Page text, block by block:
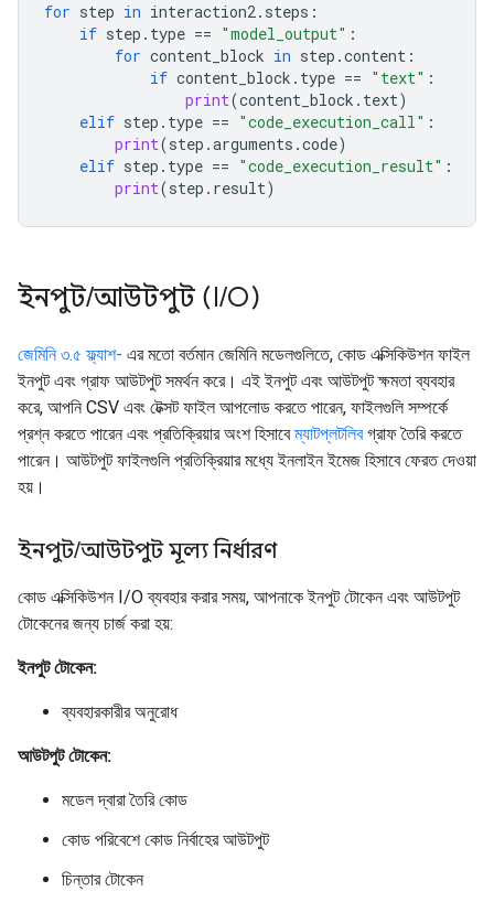
for step in interaction2. steps :
if step . type == "model_output" :
for content_block in step .content :
if content_block . type == "text" :
print(content_block . text)
elif step . type == "code_execution_call" :
print(step .arguments .code)
elif step . type == "code_execution_result" :
print(step . result)
ইনপুট/আউটপুট (I/O)
জেমিনি ৩.৫ ফ্ল্যাশ- এর ​​মতো বর্তমান জেমিনি মডেলগুলিতে, কোড এক্সিকিউশন ফাইল
ইনপুট এবং গ্রাফ আউটপুট সমর্থন করে। এই ইনপুট এবং আউটপুট ক্ষমতা ব্যবহার
করে, আপনি CSV এবং টেক্সট ফাইল আপলোড করতে পারেন, ফাইলগুলি সম্পর্কে
প্রশ্ন করতে পারেন এবং প্রতিক্রিয়ার অংশ হিসাবেম্যাটপ্লটলিবগ্রাফ তৈরি করতে
পারেন। আউটপুট ফাইলগুলি প্রতিক্রিয়ার মধ্যে ইনলাইন ইমেজ হিসাবে ফেরত দেওয়া
হয়।
ইনপুট/আউটপুট মূল্য নির্ধারণ
কোড এক্সিকিউশন I/O ব্যবহার করার সময়, আপনাকে ইনপুট টোকেন এবং আউটপুট
টোকেনের জন্য চার্জ করা হয়:
ইনপুট টোকেন:
ব্যবহারকারীর অনুরোধ
আউটপুট টোকেন:
মডেল দ্বারা তৈরি কোড
কোড পরিবেশে কোড নির্বাহের আউটপুট
চিন্তার টোকেন